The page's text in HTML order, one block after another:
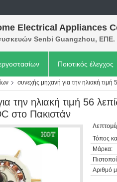
Electrical Appliances
Senbi Guangzhou, ΕΠΕ.
Ποιοτικός έλεγχος
συνεχής μηχανή για την ηλιακή
την ηλιακή τιμή 56
στο Πακιστάν
Τόπος
Μάρκα:
Αριθμό